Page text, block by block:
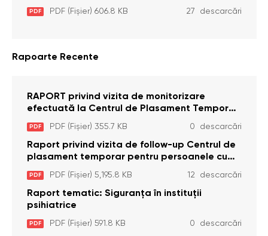
privire la Curtea Constituțională şi art. 26 din
Legea cu privire la Avocatul Poporului
PDF PDF (Fișier) 606.8 KB 27 descarcări
Rapoarte Recente
RAPORT privind vizita de monitorizare
efectuată la Centrul de Plasament Temporar
pentru Persoane cu Dizabilități (Adulte) din s.
Brînzeni, r. Edineț, din data de 25 mai 2026
PDF PDF (Fișier) 355.7 KB 0 descarcări
Raport privind vizita de follow-up Centrul de
plasament temporar pentru persoanele cu
dizabilități (adulte) Bădiceni, Soroca (11 iunie
2026)
PDF PDF (Fișier) 5,195.8 KB 12 descarcări
Raport tematic: Siguranța în instituții
psihiatrice
PDF PDF (Fișier) 591.8 KB 0 descarcări